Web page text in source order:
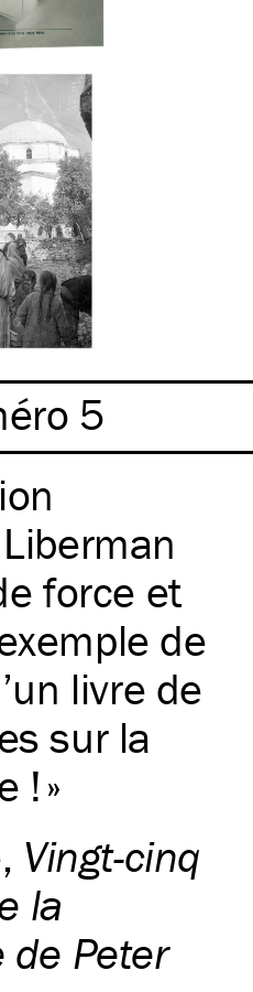
5
force et
de
livre de
sur la
!
, Vingt-cinq
la
Peter